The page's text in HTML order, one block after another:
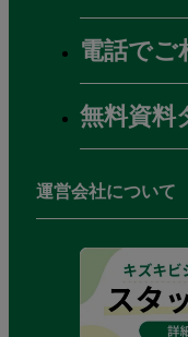
電話でご
無料資料
運営会社について